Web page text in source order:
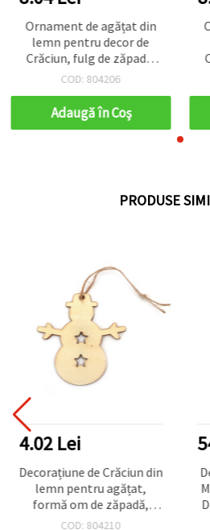
Ornament de agățat din
lemn pentru decor de
Crăciun, fulg de zăpadă,
80x70x2 mm, cu șnur
COD: 804206
Adaugă în Coş
PRODUSE
4.02 Lei
Decorațiune de Crăciun din
lemn pentru agățat,
formă om de zăpadă,
85x82x2 mm, cu sfoară
COD: 804210